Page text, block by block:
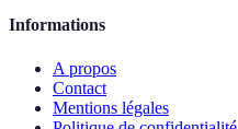
Informations
A propos
Contact
Mentions légales